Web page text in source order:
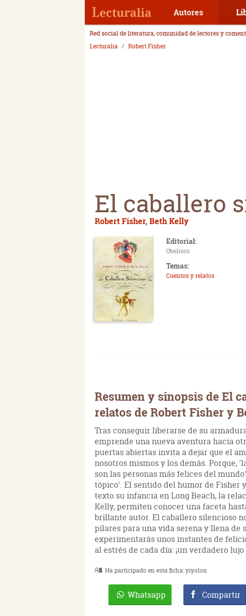
Autores
Red social de literatura, comunidad de lectores y
Lecturalia
Robert Fisher
El caballero
Robert Fisher, Beth Kelly
Editorial:
Obelisco
Temas:
Cuentos y relatos
Resumen y sinopsis de El
relatos de Robert Fisher y
Tras conseguir liberarse de su
emprende una nueva aventura hacia
puertas abiertas invita a dejar que el
nosotros mismos y los demás. Porque,
son las personas más felices del
tópico'. El sentido del humor de Fisher
texto ­su infancia en Long Beach, la
Kelly, permiten conocer una faceta
brillante autor. El caballero silencioso
pilares para una vida serena y llena de
experimentarás unos instantes de
al estrés de cada día: ¡un verdadero
Ha participado en esta ficha:yiyolon
Whatsapp Compartir